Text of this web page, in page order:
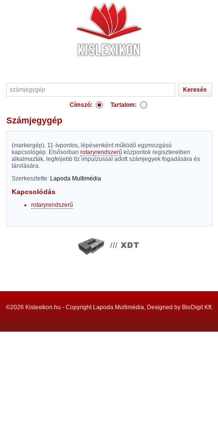
Címszó: Tartalom:
számjegygép
(markergép). 11-ívpontos, lépésenként működő egymozgású
kapcsológép. Elsősorban rotaryrendszerű központok regisztereiben
alkalmazták, legfeljebb tíz impulzussal adott számjegyek fogadására és
tárolására.
Szerkesztette: Lapoda Multimédia
Kapcsolódás
rotaryrendszerű
©2026 Kislexikon.hu - Copyright Lapoda Multimédia, Designed by BioDigit Kft.